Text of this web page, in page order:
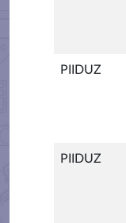
PIIDUZ
PIIDUZ